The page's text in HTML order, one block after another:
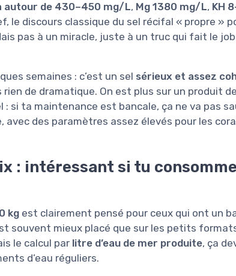
autour de 430–450 mg/L, Mg 1380 mg/L, KH
le discours classique du sel récifal « propre »
pas à un miracle, juste à un truc qui fait le
semaines : c’est un sel sérieux et assez
de dramatique. On est plus sur un produit
si ta maintenance est bancale, ça ne va pas
avec des paramètres assez élevés pour les
: intéressant si tu
kg est clairement pensé pour ceux qui ont un
souvent mieux placé que sur les petits
le calcul par litre d’eau de mer produite, ça
d’eau réguliers.